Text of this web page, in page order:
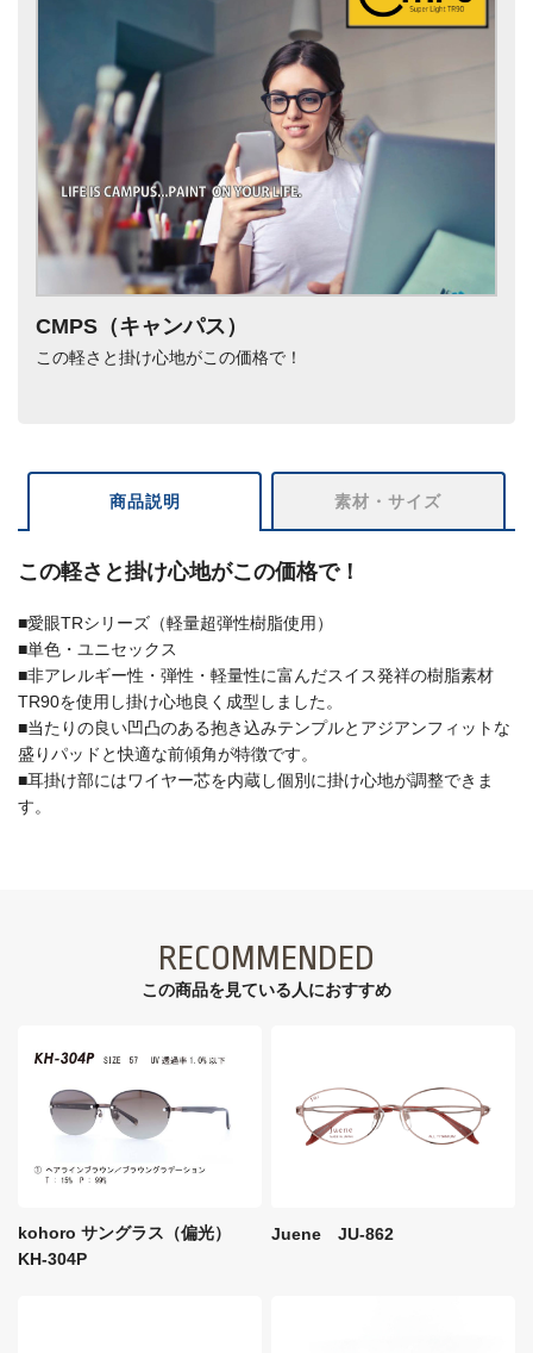
CMPS（キャンパス）
この軽さと掛け心地がこの価格で！
商品説明 素材・サイズ
この軽さと掛け心地がこの価格で！
■愛眼TRシリーズ（軽量超弾性樹脂使用）
■単色・ユニセックス
■非アレルギー性・弾性・軽量性に富んだスイス発祥の樹脂素材
TR90を使用し掛け心地良く成型しました。
■当たりの良い凹凸のある抱き込みテンプルとアジアンフィットな
盛りパッドと快適な前傾角が特徴です。
■耳掛け部にはワイヤー芯を内蔵し個別に掛け心地が調整できま
す。
RECOMMENDED
この商品を見ている⼈におすすめ
kohoro サングラス（偏光）
KH-304P
Juene JU-862